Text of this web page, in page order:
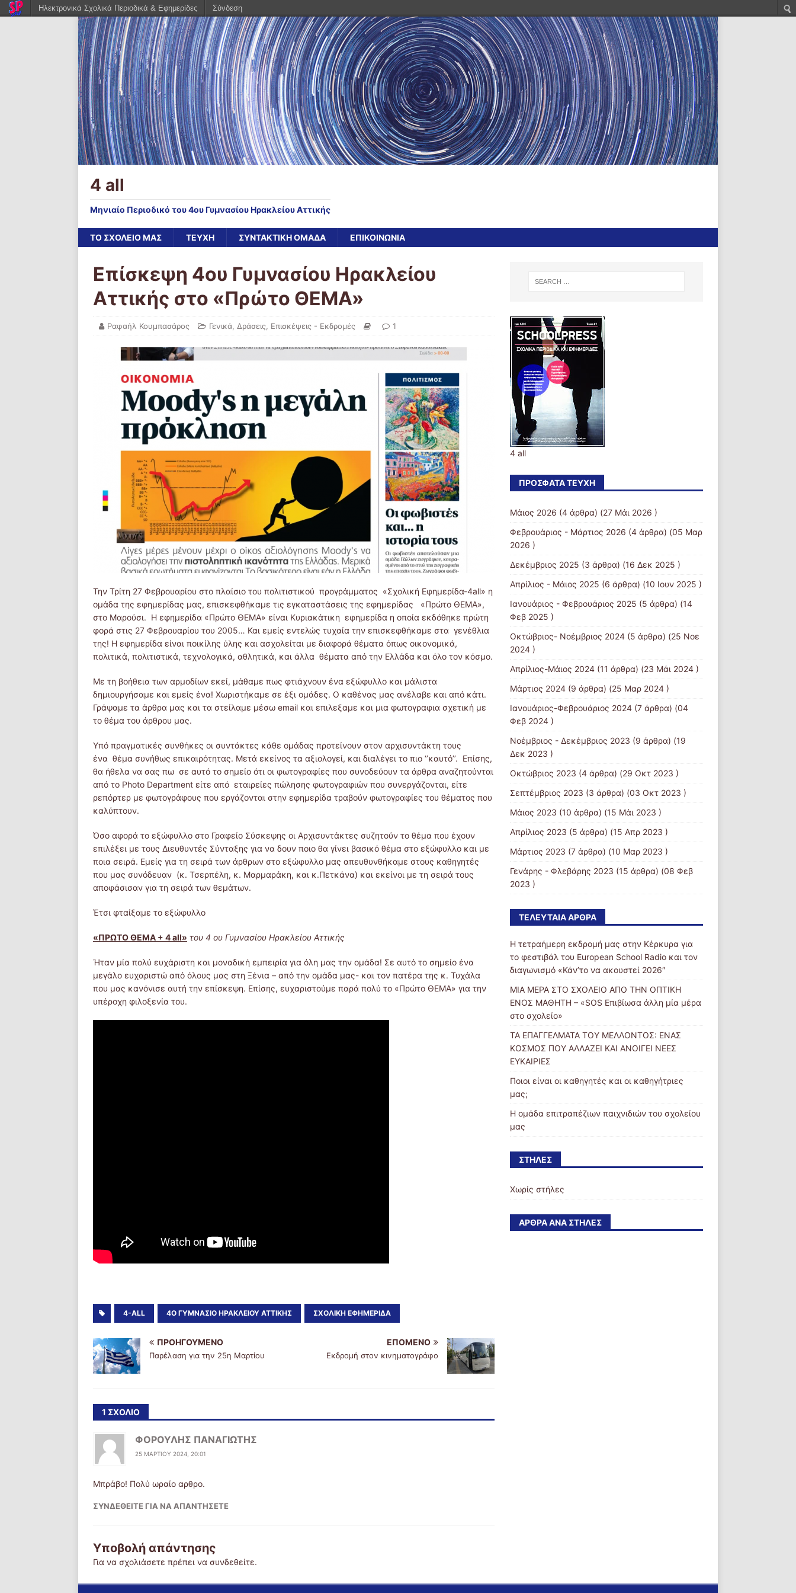
4 all
Μηνιαίο Περιοδικό του 4ου Γυμνασίου Ηρακλείου Αττικής
ΤΟ ΣΧΟΛΕΙΟ ΜΑΣ ΤΕΥΧΗ ΣΥΝΤΑΚΤΙΚΗ ΟΜΑΔΑ ΕΠΙΚΟΙΝΩΝΙΑ
Επίσκεψη 4ου Γυμνασίου Ηρακλείου
Αττικής στο «Πρώτο ΘΕΜΑ»
Ραφαήλ Κουμπασάρος Γενικά Δράσεις Επισκέψεις - Εκδρομές 1
Την Τρίτη 27 Φεβρουαρίου στο πλαίσιο του πολιτιστικού προγράμματος «Σχολική Εφημερίδα-4all» η
ομάδα της εφημερίδας μας, επισκεφθήκαμε τις εγκαταστάσεις της εφημερίδας «Πρώτο ΘΕΜΑ»,
στο Μαρούσι. Η εφημερίδα «Πρώτο ΘΕΜΑ» είναι Κυριακάτικη εφημερίδα η οποία εκδόθηκε πρώτη
φορά στις 27 Φεβρουαρίου του 2005… Και εμείς εντελώς τυχαία την επισκεφθήκαμε στα γενέθλια
της! Η εφημερίδα είναι ποικίλης ύλης και ασχολείται με διαφορά θέματα όπως οικονομικά,
πολιτικά, πολιτιστικά, τεχνολογικά, αθλητικά, και άλλα θέματα από την Ελλάδα και όλο τον κόσμο.
Με τη βοήθεια των αρμοδίων εκεί, μάθαμε πως φτιάχνουν ένα εξώφυλλο και μάλιστα
δημιουργήσαμε και εμείς ένα! Χωριστήκαμε σε έξι ομάδες. Ο καθένας μας ανέλαβε και από κάτι.
Γράψαμε τα άρθρα μας και τα στείλαμε μέσω email και επιλεξαμε και μια φωτογραφια σχετική με
το θέμα του άρθρου μας.
Υπό πραγματικές συνθήκες οι συντάκτες κάθε ομάδας προτείνουν στον αρχισυντάκτη τους
ένα θέμα συνήθως επικαιρότητας. Μετά εκείνος τα αξιολογεί, και διαλέγει το πιο ‘’καυτό’’. Επίσης,
θα ήθελα να σας πω σε αυτό το σημείο ότι οι φωτογραφίες που συνοδεύουν τα άρθρα αναζητούνται
από το Photo Department είτε από εταιρείες πώλησης φωτογραφιών που συνεργάζονται, είτε
ρεπόρτερ με φωτογράφους που εργάζονται στην εφημερίδα τραβούν φωτογραφίες του θέματος που
καλύπτουν.
Όσο αφορά το εξώφυλλο στο Γραφείο Σύσκεψης οι Αρχισυντάκτες συζητούν το θέμα που έχουν
επιλέξει με τους Διευθυντές Σύνταξης για να δουν ποιο θα γίνει βασικό θέμα στο εξώφυλλο και με
ποια σειρά. Εμείς για τη σειρά των άρθρων στο εξώφυλλο μας απευθυνθήκαμε στους καθηγητές
που μας συνόδευαν (κ. Τσερπέλη, κ. Μαρμαράκη, και κ.Πετκάνα) και εκείνοι με τη σειρά τους
αποφάσισαν για τη σειρά των θεμάτων.
Έτσι φταίξαμε το εξώφυλλο
«ΠΡΩΤΟ ΘΕΜΑ + 4 all» του 4 ου Γυμνασίου Ηρακλείου Αττικής
Ήταν μία πολύ ευχάριστη και μοναδική εμπειρία για όλη μας την ομάδα! Σε αυτό το σημείο ένα
μεγάλο ευχαριστώ από όλους μας στη Ξένια – από την ομάδα μας- και τον πατέρα της κ. Τυχάλα
που μας κανόνισε αυτή την επίσκεψη. Επίσης, ευχαριστούμε παρά πολύ το «Πρώτο ΘΕΜΑ» για την
υπέροχη φιλοξενία του.
4-ALL 4Ο ΓΥΜΝΆΣΙΟ ΗΡΑΚΛΕΊΟΥ ΑΤΤΙΚΉΣ ΣΧΟΛΙΚΉ ΕΦΗΜΕΡΊΔΑ
ΠΡΟΗΓΟΎΜΕΝΟ
Παρέλαση για την 25η Μαρτίου
ΕΠΌΜΕΝΟ
Εκδρομή στον κινηματογράφο
1 ΣΧΌΛΙΟ
ΦΟΡΟΥΛΗΣ ΠΑΝΑΓΙΩΤΗΣ
25 ΜΑΡΤΊΟΥ 2024, 20:01
Μπράβο! Πολύ ωραίο αρθρο.
ΣΥΝΔΕΘΕΊΤΕ ΓΙΑ ΝΑ ΑΠΑΝΤΉΣΕΤΕ
Υποβολή απάντησης
Για να σχολιάσετε πρέπει να συνδεθείτε.
4 all
ΠΡΌΣΦΑΤΑ ΤΕΎΧΗ
Μάιος 2026 (4 άρθρα) (27 Μάι 2026 )
Φεβρουάριος - Μάρτιος 2026 (4 άρθρα) (05 Μαρ
2026 )
Δεκέμβριος 2025 (3 άρθρα) (16 Δεκ 2025 )
Απρίλιος - Μάιος 2025 (6 άρθρα) (10 Ιουν 2025 )
Ιανουάριος - Φεβρουάριος 2025 (5 άρθρα) (14
Φεβ 2025 )
Οκτώβριος- Νοέμβριος 2024(5 άρθρα) (25 Νοε
2024 )
Απρίλιος-Μάιος 2024(11 άρθρα) (23 Μάι 2024 )
Μάρτιος 2024(9 άρθρα) (25 Μαρ 2024 )
Ιανουάριος-Φεβρουάριος 2024(7 άρθρα) (04
Φεβ 2024 )
Νοέμβριος - Δεκέμβριος 2023 (9 άρθρα) (19
Δεκ 2023 )
Οκτώβριος 2023 (4 άρθρα) (29 Οκτ 2023 )
Σεπτέμβριος 2023 (3 άρθρα) (03 Οκτ 2023 )
Μάιος 2023 (10 άρθρα) (15 Μάι 2023 )
Απρίλιος 2023 (5 άρθρα) (15 Απρ 2023 )
Μάρτιος 2023 (7 άρθρα) (10 Μαρ 2023 )
Γενάρης - Φλεβάρης 2023 (15 άρθρα) (08 Φεβ
2023 )
ΤΕΛΕΥΤΑΊΑ ΆΡΘΡΑ
Η τετραήμερη εκδρομή μας στην Κέρκυρα για
το φεστιβάλ του European School Radio και τον
διαγωνισμό «Κάν’το να ακουστεί 2026″
ΜΙΑ ΜΕΡΑ ΣΤΟ ΣΧΟΛΕΙΟ ΑΠΟ ΤΗΝ ΟΠΤΙΚΗ
ΕΝΟΣ ΜΑΘΗΤΗ – «SOS Επιβίωσα άλλη μία μέρα
στο σχολείο»
ΤΑ ΕΠΑΓΓΕΛΜΑΤΑ ΤΟΥ ΜΕΛΛΟΝΤΟΣ: ΕΝΑΣ
ΚΟΣΜΟΣ ΠΟΥ ΑΛΛΑΖΕΙ ΚΑΙ ΑΝΟΙΓΕΙ ΝΕΕΣ
ΕΥΚΑΙΡΙΕΣ
Ποιοι είναι οι καθηγητές και οι καθηγήτριες
μας;
Η ομάδα επιτραπέζιων παιχνιδιών του σχολείου
μας
ΣΤΉΛΕΣ
Χωρίς στήλες
ΆΡΘΡΑ ΑΝΆ ΣΤΉΛΕΣ
Ηλεκτρονικά Σχολικά Περιοδικά & Εφημερίδες Σύνδεση